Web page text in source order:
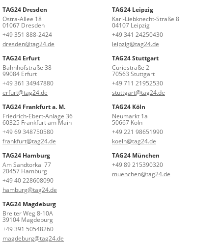
TAG24 Dresden
Ostra-Allee 18
01067 Dresden
+49 351 888-2424
dresden@tag24.de
TAG24 Leipzig
Karl-Liebknecht-Straße 8
04107 Leipzig
+49 341 24250430
leipzig@tag24.de
TAG24 Erfurt
Bahnhofstraße 38
99084 Erfurt
+49 361 34947880
erfurt@tag24.de
TAG24 Stuttgart
Curiestraße 2
70563 Stuttgart
+49 711 21952530
stuttgart@tag24.de
TAG24 Frankfurt a. M.
Friedrich-Ebert-Anlage 36
60325 Frankfurt am Main
+49 69 348750580
frankfurt@tag24.de
TAG24 Köln
Neumarkt 1a
50667 Köln
+49 221 98651990
koeln@tag24.de
TAG24 Hamburg
Am Sandtorkai 77
20457 Hamburg
+49 40 228608090
hamburg@tag24.de
TAG24 München
+49 89 215390320
muenchen@tag24.de
TAG24 Magdeburg
Breiter Weg 8-10A
39104 Magdeburg
+49 391 50548260
magdeburg@tag24.de